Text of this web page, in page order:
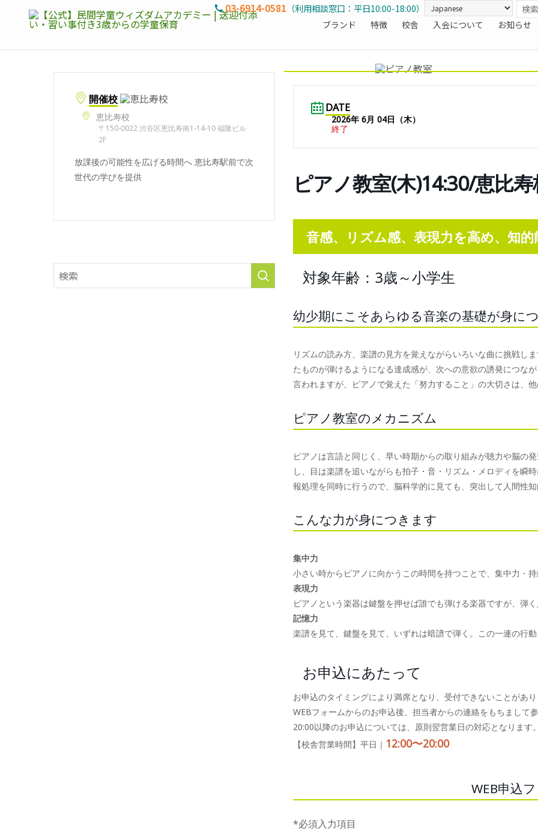
ブランド 特徴 校舎 入会について お知らせ
03-6914-0581 （利用相談窓口：平日10:00-18:00）
開催校
恵比寿校
〒150-0022 渋谷区恵比寿南1-14-10 福隆ビル
2F
放課後の可能性を広げる時間へ 恵比寿駅前で次
世代の学びを提供
DATE
2026年 6月 04日（木）
終了
ピアノ教室(木)14:30/恵比寿
音感、リズム感、表現力を高め、知
対象年齢：3歳～小学生
幼少期にこそあらゆる音楽の基礎が身につ
リズムの読み方、楽譜の見方を覚えながらいろいな曲に挑戦し
たものが弾けるようになる達成感が、次への意欲の誘発につな
言われますが、ピアノで覚えた「努力すること」の大切さは、
ピアノ教室のメカニズム
ピアノは言語と同じく、早い時期からの取り組みが聴力や脳の
し、目は楽譜を追いながらも拍子・音・リズム・メロディを瞬
報処理を同時に行うので、脳科学的に見ても、突出して人間性
こんな力が身につきます
集中力
小さい時からピアノに向かうこの時間を持つことで、集中力・持
表現力
ピアノという楽器は鍵盤を押せば誰でも弾ける楽器ですが、弾
記憶力
楽譜を見て、鍵盤を見て、いずれは暗譜で弾く。この一連の行
お申込にあたって
お申込のタイミングにより満席となり、受付できないことがあ
WEBフォームからのお申込後、担当者からの連絡をもちまして参
20:00以降のお申込については、原則翌営業日の対応となります。
【校舎営業時間】平日｜ 12:00〜20:00
WEB申込
*必須入力項目